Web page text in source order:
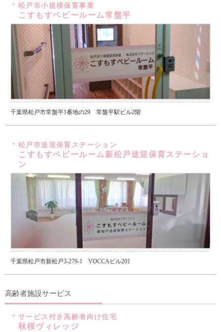
松戸市小規模保育事業
こすもすベビールーム常盤平
千葉県松戸市常盤平1番地の29 常盤平駅ビル2階
松戸市送迎保育ステーション
こすもすベビールーム新松戸送迎保育ステーショ
ン
千葉県松戸市新松戸3-279-1 VOCCAビル201
高齢者施設サービス
サービス付き高齢者向け住宅
秋桜ヴィレッジ